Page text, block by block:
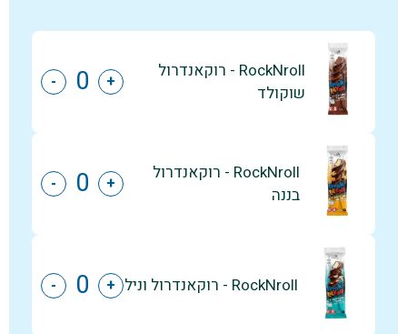
RockNroll - רוקאנדרול
שוקולד
+
-
RockNroll - רוקאנדרול
בננה
+
-
RockNroll - רוקאנדרול וניל +
-